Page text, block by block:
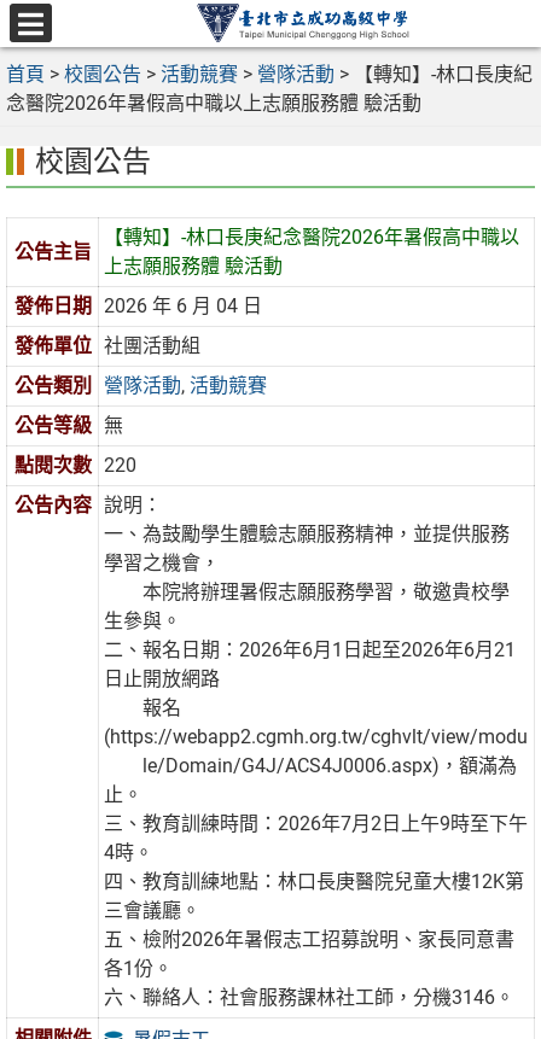
跳
至
主
要
區
選
單
首頁 > 校園公告 > 活動競賽 > 營隊活動 >
【轉知】-林口長庚紀
念醫院2026年暑假高中職以上志願服務體 驗活動
校園公告
公告主旨
【轉知】-林口長庚紀念醫院2026年暑假高中職以
上志願服務體 驗活動
發佈日期
2026 年 6 月 04 日
發佈單位 社團活動組
公告類別
營隊活動,活動競賽
公告等級 無
點閱次數 220
公告內容 說明：
一、為鼓勵學生體驗志願服務精神，並提供服務
學習之機會，
本院將辦理暑假志願服務學習，敬邀貴校學
生參與。
二、報名日期：2026年6月1日起至2026年6月21
日止開放網路
報名
(https://webapp2.cgmh.org.tw/cghvlt/view/modu
le/Domain/G4J/ACS4J0006.aspx)，額滿為
止。
三、教育訓練時間：2026年7月2日上午9時至下午
4時。
四、教育訓練地點：林口長庚醫院兒童大樓12K第
三會議廳。
五、檢附2026年暑假志工招募說明、家長同意書
各1份。
六、聯絡人：社會服務課林社工師，分機3146。